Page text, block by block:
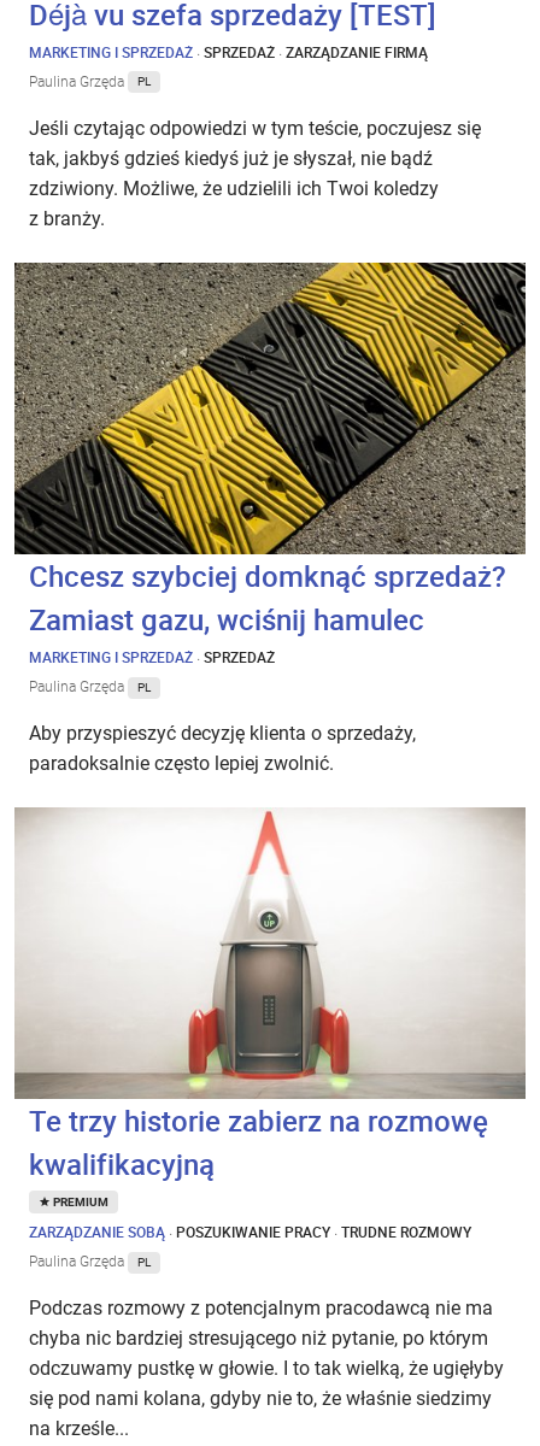
Déjà vu szefa sprzedaży [TEST]
MARKETING I SPRZEDAŻ ·SPRZEDAŻ ·ZARZĄDZANIE FIRMĄ
Paulina Grzęda PL
Jeśli czytając odpowiedzi w tym teście, poczujesz się
tak, jakbyś gdzieś kiedyś już je słyszał, nie bądź
zdziwiony. Możliwe, że udzielili ich Twoi koledzy
z branży.
Chcesz szybciej domknąć sprzedaż?
Zamiast gazu, wciśnij hamulec
MARKETING I SPRZEDAŻ ·SPRZEDAŻ
Paulina Grzęda PL
Aby przyspieszyć decyzję klienta o sprzedaży,
paradoksalnie często lepiej zwolnić.
Te trzy historie zabierz na rozmowę
kwalifikacyjną
PREMIUM
ZARZĄDZANIE SOBĄ ·POSZUKIWANIE PRACY ·TRUDNE ROZMOWY
Paulina Grzęda PL
Podczas rozmowy z potencjalnym pracodawcą nie ma
chyba nic bardziej stresującego niż pytanie, po którym
odczuwamy pustkę w głowie. I to tak wielką, że ugięłyby
się pod nami kolana, gdyby nie to, że właśnie siedzimy
na krześle...